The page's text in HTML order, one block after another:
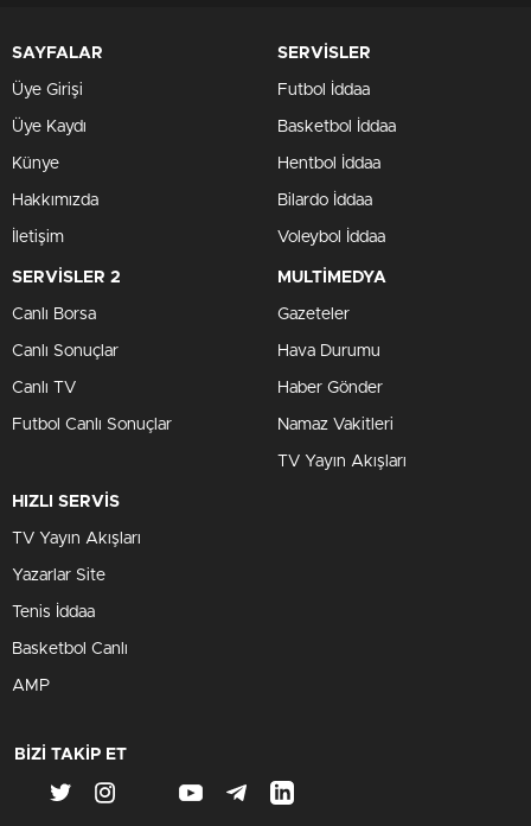
SAYFALAR
Üye Girişi
Üye Kaydı
Künye
Hakkımızda
İletişim
SERVİSLER
Futbol İddaa
Basketbol İddaa
Hentbol İddaa
Bilardo İddaa
Voleybol İddaa
SERVİSLER 2
Canlı Borsa
Canlı Sonuçlar
Canlı TV
Futbol Canlı Sonuçlar
MULTİMEDYA
Gazeteler
Hava Durumu
Haber Gönder
Namaz Vakitleri
TV Yayın Akışları
HIZLI SERVİS
TV Yayın Akışları
Yazarlar Site
Tenis İddaa
Basketbol Canlı
AMP
BİZİ TAKİP ET